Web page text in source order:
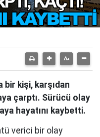
bir kişi, karşıdan
çarptı. Sürücü olay
hayatını kaybetti.
verici bir olay